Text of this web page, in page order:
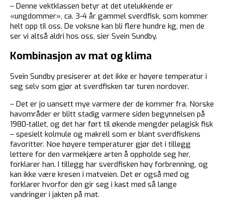
– Denne vektklassen betyr at det utelukkende er
«ungdommer», ca. 3-4 år gammel sverdfisk, som kommer
helt opp til oss. De voksne kan bli flere hundre kg, men de
ser vi altså aldri hos oss, sier Svein Sundby.
Kombinasjon av mat og klima
Svein Sundby presiserer at det ikke er høyere temperatur i
seg selv som gjør at sverdfisken tar turen nordover.
– Det er jo uansett mye varmere der de kommer fra. Norske
havområder er blitt stadig varmere siden begynnelsen på
1980-tallet, og det har ført til økende mengder pelagisk fisk
– spesielt kolmule og makrell som er blant sverdfiskens
favoritter. Noe høyere temperaturer gjør det i tillegg
lettere for den varmekjære arten å oppholde seg her,
forklarer han. I tillegg har sverdfisken høy forbrenning, og
kan ikke være kresen i matveien. Det er også med og
forklarer hvorfor den gir seg i kast med så lange
vandringer i jakten på mat.